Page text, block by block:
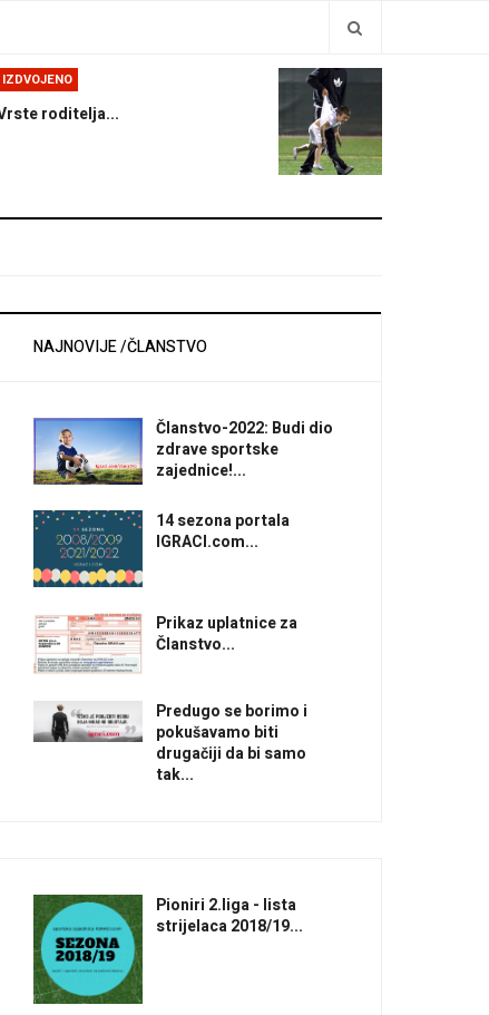
IZDVOJENO
roditelja...
NAJNOVIJE /ČLANSTVO
Članstvo-2022: Budi dio
zdrave sportske
zajednice!...
14 sezona portala
IGRACI.com...
Prikaz uplatnice za
Članstvo...
Predugo se borimo i
pokušavamo biti
drugačiji da bi samo
tak...
Pioniri 2.liga - lista
strijelaca 2018/19...